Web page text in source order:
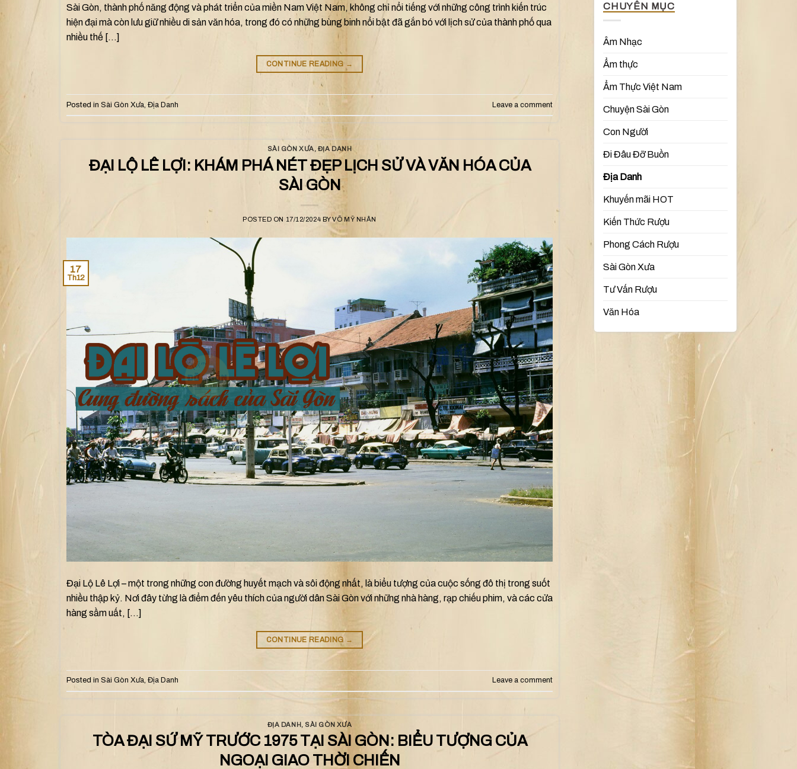
Sài Gòn, thành phố năng động và phát triển của miền Nam Việt Nam, không chỉ nổi tiếng với những công trình kiến trúc
hiện đại mà còn lưu giữ nhiều di sản văn hóa, trong đó có những bùng binh nổi bật đã gắn bó với lịch sử của thành phố qua
nhiều thế […]
CONTINUE READING →
Posted in Sài Gòn Xưa Địa Danh Leave a comment
SÀI GÒN XƯA, ĐỊA DANH
ĐẠI LỘ LÊ LỢI: KHÁM PHÁ NÉT ĐẸP LỊCH SỬ VÀ VĂN HÓA CỦA
SÀI GÒN
POSTED ON 17/12/2024 BYVÕ MỸ NHÂN
17
Th12
Đại Lộ Lê Lợi – một trong những con đường huyết mạch và sôi động nhất, là biểu tượng của cuộc sống đô thị trong suốt
nhiều thập kỷ. Nơi đây từng là điểm đến yêu thích của người dân Sài Gòn với những nhà hàng, rạp chiếu phim, và các cửa
hàng sầm uất, […]
CONTINUE READING →
Posted in Sài Gòn Xưa, Địa Danh Leave a comment
ĐỊA DANH, SÀI GÒN XƯA
TÒA ĐẠI SỨ MỸ TRƯỚC 1975 TẠI SÀI GÒN: BIỂU TƯỢNG CỦA
NGOẠI GIAO THỜI CHIẾN
CHUYÊN MỤC
Âm Nhạc
Ẩm thực
Ẩm Thực Việt Nam
Chuyện Sài Gòn
Con Người
Đi Đâu Đỡ Buồn
Địa Danh
Khuyến mãi HOT
Kiến Thức Rượu
Phong Cách Rượu
Sài Gòn Xưa
Tư Vấn Rượu
Văn Hóa